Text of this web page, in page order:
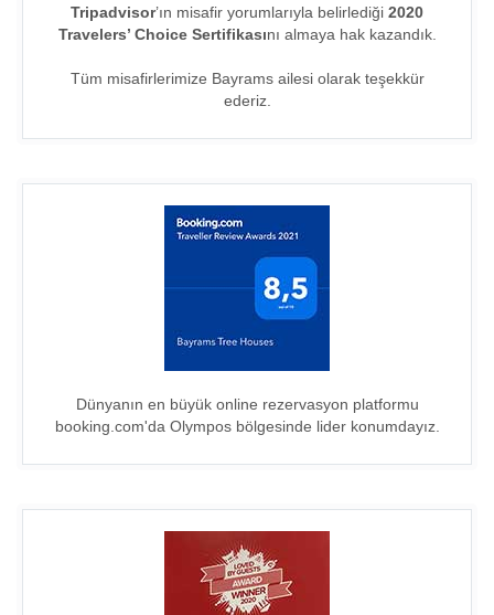
Tripadvisor’ın misafir yorumlarıyla belirlediği 2020
Travelers’ Choice Sertifikasını almaya hak kazandık.
Tüm misafirlerimize Bayrams ailesi olarak teşekkür
ederiz.
Dünyanın en büyük online rezervasyon platformu
booking.com'da Olympos bölgesinde lider konumdayız.